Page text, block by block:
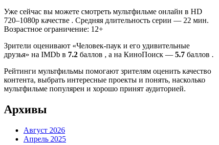
Уже сейчас вы можете смотреть мультфильме онлайн в HD
720–1080p качестве . Средняя длительность серии — 22 мин.
Возрастное ограничение: 12+
Зрители оценивают «Человек-паук и его удивительные
друзья» на IMDb в 7.2 баллов , а на КиноПоиск — 5.7 баллов .
Рейтинги мультфильмы помогают зрителям оценить качество
контента, выбрать интересные проекты и понять, насколько
мультфильме популярен и хорошо принят аудиторией.
Архивы
Август 2026
Апрель 2025